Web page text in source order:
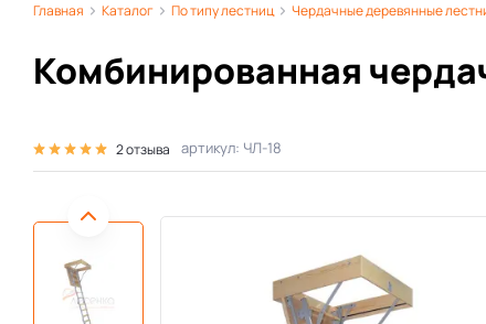
Главная Каталог По типу лестниц Чердачные деревянные
Комбинированная
2 отзыва артикул: ЧЛ-18